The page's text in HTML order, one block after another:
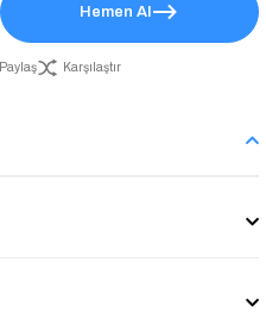
Hemen Al
Paylaş Karşılaştır